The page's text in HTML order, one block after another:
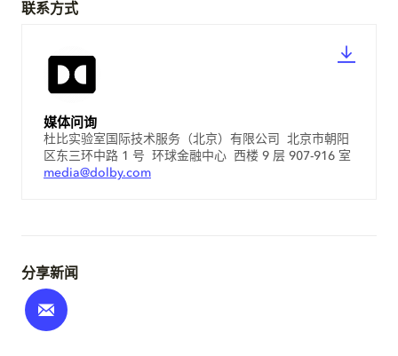
联系方式
媒体问询
杜比实验室国际技术服务（北京）有限公司 北京市朝阳
区东三环中路 1 号 环球金融中心 西楼 9 层 907-916 室
media@dolby.com
分享新闻